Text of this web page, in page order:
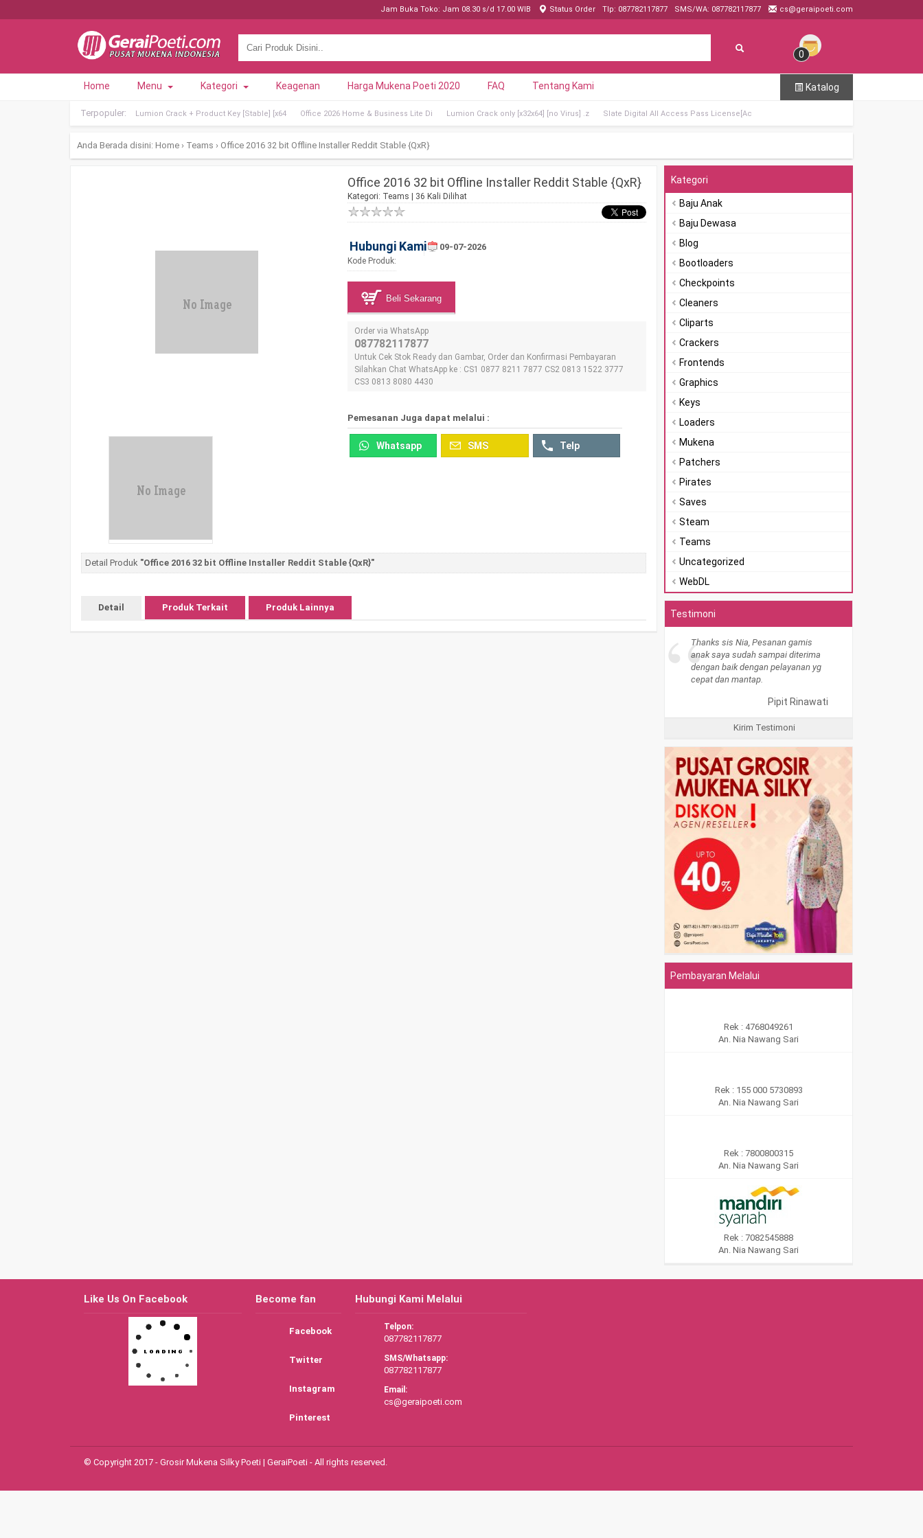
Jam Buka Toko: Jam 08.30 s/d 17.00 WIB Status Order Tlp: 087782117877 SMS/WA: 087782117877 cs@geraipoeti.com
0
Home Menu Kategori Keagenan Harga Mukena Poeti 2020 FAQ Tentang Kami Katalog
Terpopuler: Lumion Crack + Product Key [Stable] [x64 Office 2026 Home & Business Lite Di Lumion Crack only [x32x64] [no Virus] .z Slate Digital All Access Pass License[Ac
Anda Berada disini: Home › Teams › Office 2016 32 bit Offline Installer Reddit Stable {QxR}
Office 2016 32 bit Offline Installer Reddit Stable {QxR}
Kategori: Teams | 36 Kali Dilihat
Hubungi Kami
Kode Produk:
09-07-2026
Beli Sekarang
Order via WhatsApp
087782117877
Untuk Cek Stok Ready dan Gambar, Order dan Konfirmasi Pembayaran
Silahkan Chat WhatsApp ke : CS1 0877 8211 7877 CS2 0813 1522 3777
CS3 0813 8080 4430
Pemesanan Juga dapat melalui :
Whatsapp SMS Telp
Detail Produk "Office 2016 32 bit Offline Installer Reddit Stable {QxR}"
Detail Produk Terkait Produk Lainnya
Kategori
Baju Anak
Baju Dewasa
Blog
Bootloaders
Checkpoints
Cleaners
Cliparts
Crackers
Frontends
Graphics
Keys
Loaders
Mukena
Patchers
Pirates
Saves
Steam
Teams
Uncategorized
WebDL
Testimoni
“Thanks sis Nia, Pesanan gamis
anak saya sudah sampai diterima
dengan baik dengan pelayanan yg
cepat dan mantap.
Pipit Rinawati
Kirim Testimoni
Pembayaran Melalui
Rek : 4768049261
An. Nia Nawang Sari
Rek : 155 000 5730893
An. Nia Nawang Sari
Rek : 7800800315
An. Nia Nawang Sari
Rek : 7082545888
An. Nia Nawang Sari
Like Us On Facebook Become fan
Facebook
Twitter
Instagram
Pinterest
Hubungi Kami Melalui
Telpon:
087782117877
SMS/Whatsapp:
087782117877
Email:
cs@geraipoeti.com
© Copyright 2017 - Grosir Mukena Silky Poeti | GeraiPoeti - All rights reserved.